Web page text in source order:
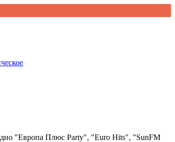
"Европа Плюс Party", "Euro Hits", "SunFM